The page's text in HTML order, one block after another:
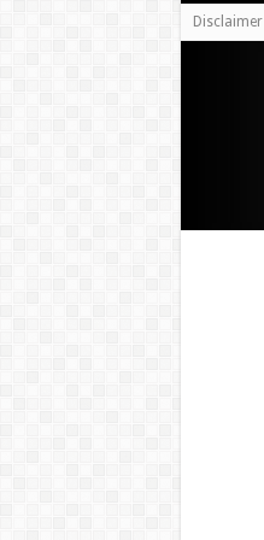
Disclaimer